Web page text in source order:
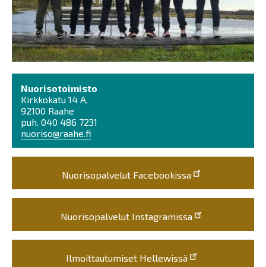
Nuorisotoimisto
Kirkkokatu 14 A,
92100 Raahe
puh. 040 486 7231
nuoriso@raahe.fi
Nuorisopalvelut Facebookissa
Nuorisopalvelut Instagramissa
Ilmoittautumiset Hellewissä